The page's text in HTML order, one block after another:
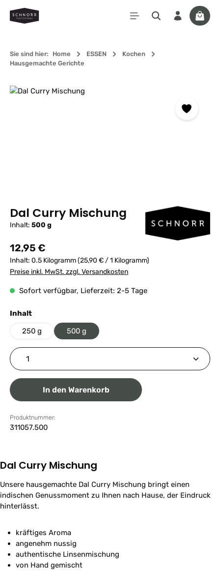
Zum Hauptinhalt springen
Sie sind hier: Home ESSEN
Kochen
Hausgemachte Gerichte
Bildergalerie überspringen
Dal Curry Mischung
Inhalt: 500 g
Regulärer Preis:
12,95 €
Inhalt: 0.5 Kilogramm(25,90 € / 1 Kilogramm)
Preise inkl. MwSt. zzgl. Versandkosten
Sofort verfügbar, Lieferzeit: 2-5 Tage
Inhaltauswählen
250 g 500 g
Produkt Anzahl: Gib den gewünschten Wert ein
In den Warenkorb
Produktnummer:
311057.500
Dal Curry Mischung
Unsere hausgemachte Dal Curry Mischung bringt einen
indischen Genussmoment zu Ihnen nach Hause, der Eindruck
hinterlässt.
kräftiges Aroma
angenehm nussig
authentische Linsenmischung
von Hand gemischt